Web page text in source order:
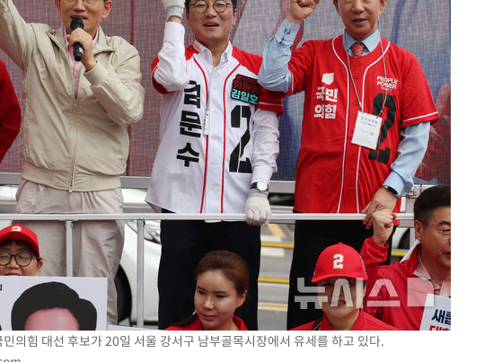
병 별세
취약해질 수 있어”
의힘 대선 후보가 20일 서울 강서구 남부골목시장에서 유세를 하고 있다.